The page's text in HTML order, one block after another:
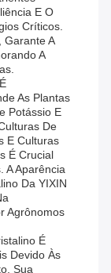
E O
Críticos.
Garante A
A
As Plantas
Potássio E
De
E Culturas
É Crucial
A Aparência
Da YIXIN
Agrônomos
É
Devido Às
Sua